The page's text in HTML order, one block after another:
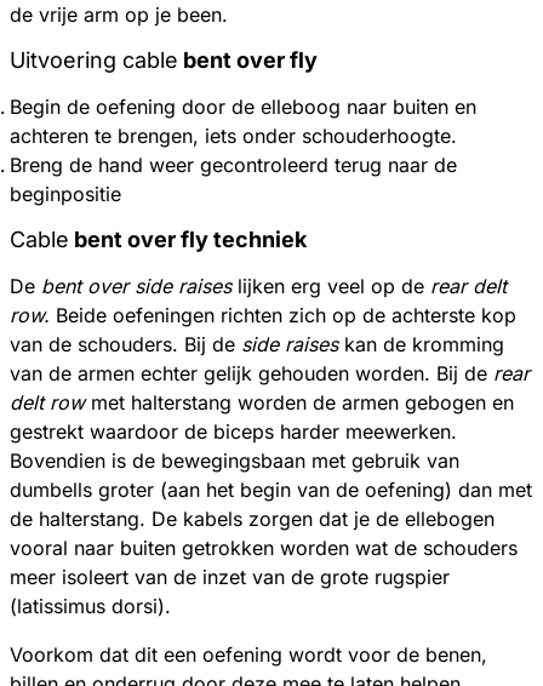
de vrije arm op je been.
Uitvoering cable bent over fly
Begin de oefening door de elleboog naar buiten en
achteren te brengen, iets onder schouderhoogte.
Breng de hand weer gecontroleerd terug naar de
beginpositie
Cable bent over fly techniek
De bent over side raises lijken erg veel op de rear delt
row. Beide oefeningen richten zich op de achterste kop
van de schouders. Bij de side raiseskan de kromming
van de armen echter gelijk gehouden worden. Bij de rear
delt rowmet halterstang worden de armen gebogen en
gestrekt waardoor de biceps harder meewerken.
Bovendien is de bewegingsbaan met gebruik van
dumbells groter (aan het begin van de oefening) dan met
de halterstang. De kabels zorgen dat je de ellebogen
vooral naar buiten getrokken worden wat de schouders
meer isoleert van de inzet van de grote rugspier
(latissimus dorsi).
Voorkom dat dit een oefening wordt voor de benen,